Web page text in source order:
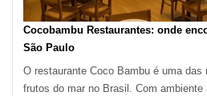
Guia
Definitivo
para
Alta
Gastronomia
Cocobambu Restaurantes: onde
São Paulo
O restaurante Coco Bambu é uma das
frutos do mar no Brasil. Com ambiente